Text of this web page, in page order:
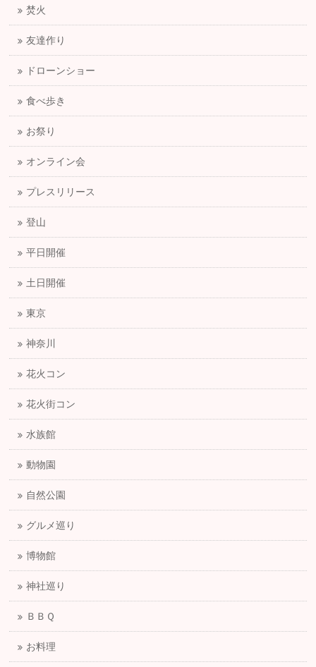
焚火
友達作り
ドローンショー
食べ歩き
お祭り
オンライン会
プレスリリース
登山
平日開催
土日開催
東京
神奈川
花火コン
花火街コン
水族館
動物園
自然公園
グルメ巡り
博物館
神社巡り
ＢＢＱ
お料理